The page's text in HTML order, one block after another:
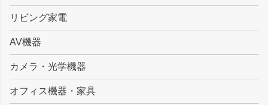
リビング家電
AV機器
カメラ・光学機器
オフィス機器・家具